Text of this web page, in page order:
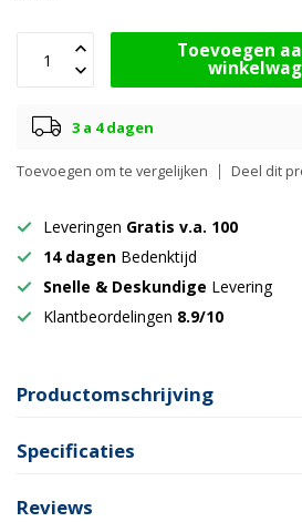
Toevoegen
3 a 4 dagen
Toevoegen om te vergelijken Deel dit
Leveringen Gratis v.a. 100
14 dagen Bedenktijd
Snelle & Deskundige Levering
Klantbeordelingen 8.9/10
Productomschrijving
Specificaties
Reviews